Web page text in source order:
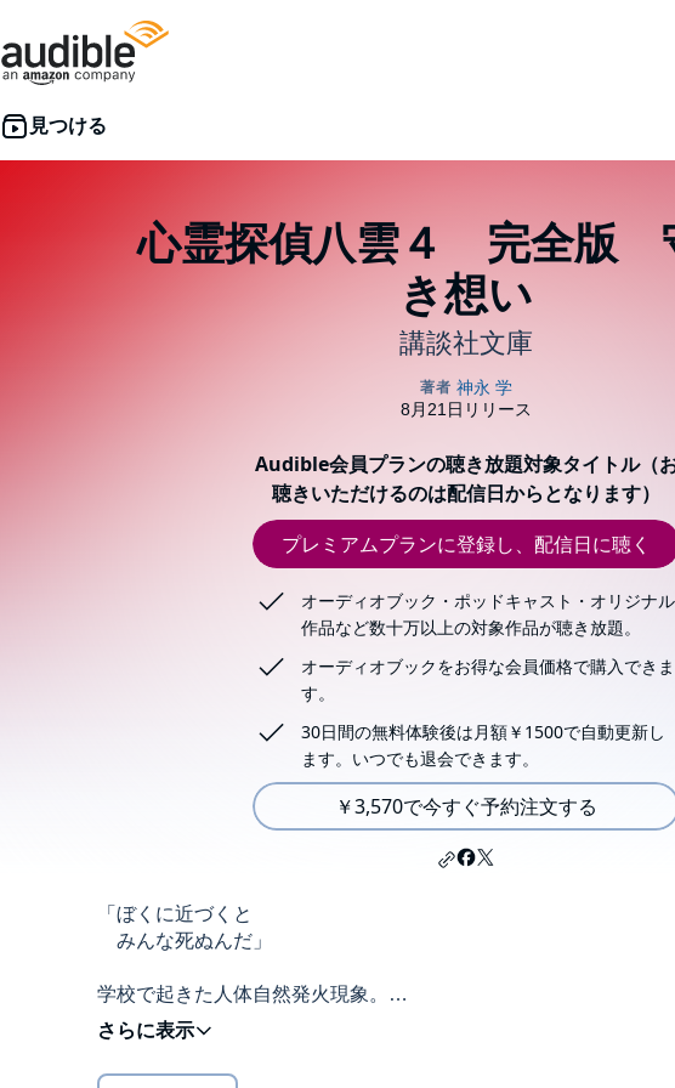
心霊探偵八雲４ 完全版
き想い
講談社文庫
Audible会員プランの聴き放題対象タイトル（
聴きいただけるのは配信日からとなります）
プレミアムプランに登録し、配信日に聴く
オーディオブック・ポッドキャスト・オリジナル
作品など数十万以上の対象作品が聴き放題。
オーディオブックをお得な会員価格で購入できま
す。
30日間の無料体験後は月額￥1500で自動更新し
ます。いつでも退会できます。
￥3,570で今すぐ予約注文する
「ぼくに近づくと
みんな死ぬんだ」
学校で起きた人体自然発火現象。
炭化した死体は、左手だけが無傷だった。
読むなら今！
累計７５０万部特殊設定ミステリー